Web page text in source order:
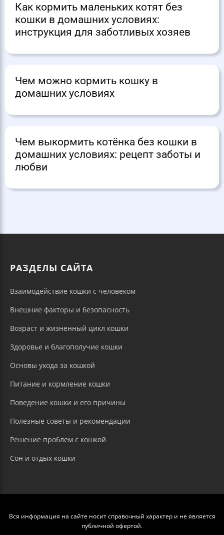
Как кормить маленьких котят без
кошки в домашних условиях:
инструкция для заботливых хозяев
Чем можно кормить кошку в
домашних условиях
Чем выкормить котёнка без кошки в
домашних условиях: рецепт заботы и
любви
РАЗДЕЛЫ САЙТА
Взаимодействие кошки с человеком
Внешние факторы и безопасность
Возраст и жизненный цикл кошки
Здоровье и благополучие кошки
Основы ухода за кошкой
Питание и кормление кошки
Поведение кошки и его причины
Полезные советы и рекомендации
Решение проблем с кошкой
Сон и отдых кошки
Вся информация на сайте носит справочный характер и не является
публичной офертой.